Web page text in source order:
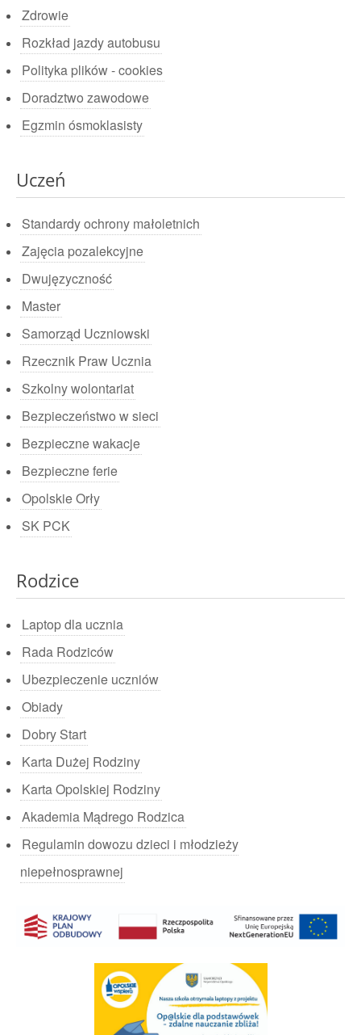
Zdrowie
Rozkład jazdy autobusu
Polityka plików - cookies
Doradztwo zawodowe
Egzmin ósmoklasisty
Uczeń
Standardy ochrony małoletnich
Zajęcia pozalekcyjne
Dwujęzyczność
Master
Samorząd Uczniowski
Rzecznik Praw Ucznia
Szkolny wolontariat
Bezpieczeństwo w sieci
Bezpieczne wakacje
Bezpieczne ferie
Opolskie Orły
SK PCK
Rodzice
Laptop dla ucznia
Rada Rodziców
Ubezpieczenie uczniów
Obiady
Dobry Start
Karta Dużej Rodziny
Karta Opolskiej Rodziny
Akademia Mądrego Rodzica
Regulamin dowozu dzieci i młodzieży
niepełnosprawnej